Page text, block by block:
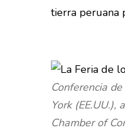
tierra peruana
Conferencia
York
Chamber of